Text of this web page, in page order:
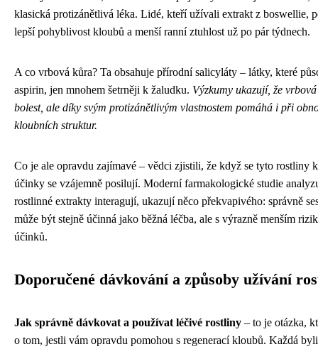
klasická protizánětlivá léka. Lidé, kteří užívali extrakt z boswellie,
lepší pohyblivost kloubů a menší ranní ztuhlost už po pár týdnech.
A co vrbová kůra? Ta obsahuje přírodní salicyláty – látky, které
aspirin, jen mnohem šetrněji k žaludku. Výzkumy ukazují, že
bolest, ale díky svým protizánětlivým vlastnostem pomáhá i při
kloubních struktur.
Co je ale opravdu zajímavé – vědci zjistili, že když se tyto rostliny
účinky se vzájemně posilují. Moderní farmakologické studie
rostlinné extrakty interagují, ukazují něco překvapivého: správně
může být stejně účinná jako běžná léčba, ale s výrazně menším
účinků.
Doporučené dávkování a způsoby užívání
Jak správně dávkovat a používat léčivé rostliny – to je otázka,
o tom, jestli vám opravdu pomohou s regenerací kloubů. Každá